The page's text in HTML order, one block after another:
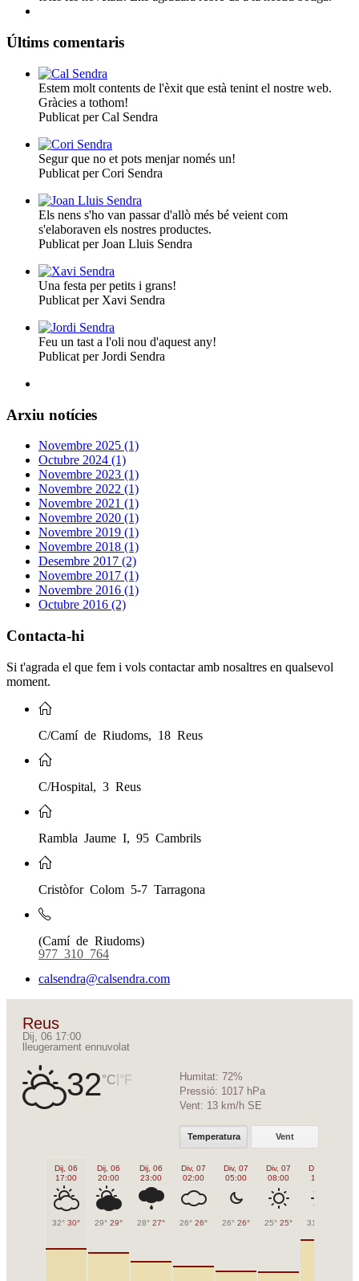
Últims comentaris
Estem molt contents de l'èxit que està tenint el nostre web.
Gràcies a tothom!
Publicat per Cal Sendra
Segur que no et pots menjar només un!
Publicat per Cori Sendra
Els nens s'ho van passar d'allò més bé veient com
s'elaboraven els nostres productes.
Publicat per Joan Lluis Sendra
Una festa per petits i grans!
Publicat per Xavi Sendra
Feu un tast a l'oli nou d'aquest any!
Publicat per Jordi Sendra
Arxiu notícies
Novembre 2025 (1)
Octubre 2024 (1)
Novembre 2023 (1)
Novembre 2022 (1)
Novembre 2021 (1)
Novembre 2020 (1)
Novembre 2019 (1)
Novembre 2018 (1)
Desembre 2017 (2)
Novembre 2017 (1)
Novembre 2016 (1)
Octubre 2016 (2)
Contacta-hi
Si t'agrada el que fem i vols contactar amb nosaltres en qualsevol
moment.
C/Camí de Riudoms, 18 Reus
C/Hospital, 3 Reus
Rambla Jaume I, 95 Cambrils
Cristòfor Colom 5-7 Tarragona
(Camí de Riudoms)
977 310 764
calsendra@calsendra.com
Reus
Dij, 06 17:00
lleugerament ennuvolat
32°C °F Humitat: 72%
Pressió: 1017 hPa
Vent: 13 km/h SE
Temperatura Vent
Dij, 06
17:00
32° 30°
Dij, 06
20:00
29° 29°
Dij, 06
23:00
28° 27°
Div, 07
02:00
26° 26°
Div, 07
05:00
26° 26°
Div, 07
08:00
25° 25°
Div, 07
11:00
31°